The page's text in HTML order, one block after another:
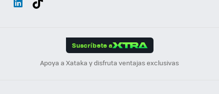
Suscríbete a
Apoya a Xataka y disfruta ventajas exclusivas